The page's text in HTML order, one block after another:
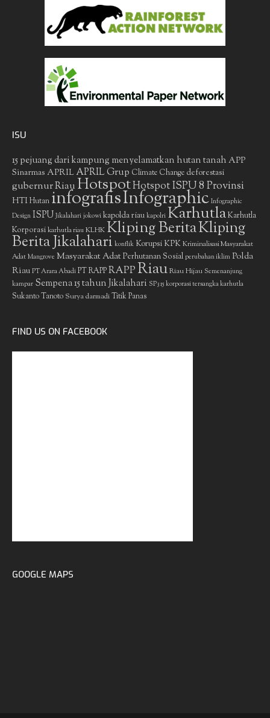
ISU
15 pejuang dari kampung menyelamatkan hutan tanah APP
Sinarmas APRIL APRIL Grup Climate Change deforestasi
gubernur RiauHotspotHotspot ISPU 8 Provinsi
HTIHutan infografisInfographic Infographic
Design ISPU Jikalahari jokowi kapolda riau kapolri KarhutlaKarhutla
Korporasikarhutla riauKLHKKliping BeritaKliping
Berita Jikalahari konflik Korupsi KPKKriminalisasi Masyarakat
Adat Mangrove Masyarakat AdatPerhutanan Sosial perubahan iklim Polda
Riau PT Arara Abadi PT RAPPRAPPRiauRiau Hijau Semenanjung
kampar Sempena 15 tahun Jikalahari SP3 15 korporasi tersangka karhutla
Sukanto Tanoto Surya darmadiTitik Panas
FIND US ON FACEBOOK
GOOGLE MAPS